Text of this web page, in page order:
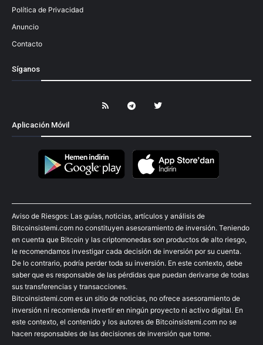
Política de Privacidad
Anuncio
Contacto
Síganos
Aplicación Móvil
Aviso de Riesgos: Las guías, noticias, artículos y análisis de
Bitcoinsistemi.com no constituyen asesoramiento de inversión. Teniendo
en cuenta que Bitcoin y las criptomonedas son productos de alto riesgo,
le recomendamos investigar cada decisión de inversión por su cuenta.
De lo contrario, podría perder toda su inversión. En este contexto, debe
saber que es responsable de las pérdidas que puedan derivarse de todas
sus transferencias y transacciones.
Bitcoinsistemi.com es un sitio de noticias, no ofrece asesoramiento de
inversión ni recomienda invertir en ningún proyecto ni activo digital. En
este contexto, el contenido y los autores de Bitcoinsistemi.com no se
hacen responsables de las decisiones de inversión que tome.